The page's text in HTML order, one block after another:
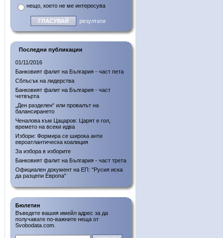
нещо, което не ме интересува
резултати
Последни публикации
01/11/2016
Банковият фалит на България - част пета
Сблъсък на лидерства
Банковият фалит на България - част
четвърта
„Ден разделен“ или провалът на
балансирането
Ченалова към Цацаров: Царят е гол,
времето на всеки идва
Избори: Формира се широка анти
евроатлантическа коалиция
За избора в изборите
Банковият фалит на България - част трета
Официален документ на ЕП: "Русия иска
да разцепи Европа"
Бюлетин
Въведете вашия имейл адрес за да
получавате по-важните неща от
Svobodata.com.